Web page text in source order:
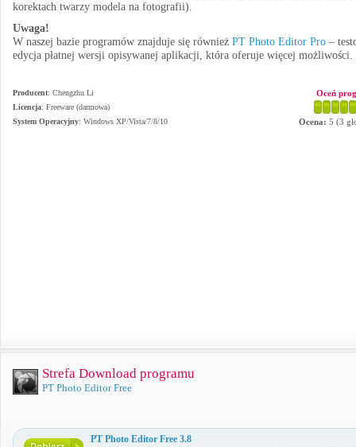
korektach twarzy modela na fotografii).
Uwaga!
W naszej bazie programów znajduje się również PT Photo Editor Pro –
edycja płatnej wersji opisywanej aplikacji, która oferuje więcej możliwości.
Producent: Chengzhu Li
Licencja: Freeware (darmowa)
System Operacyjny: Windows XP/Vista/7/8/10
Oceń
Ocena: 5 (3
Strefa Download programu
PT Photo Editor Free
PT Photo Editor Free 3.8